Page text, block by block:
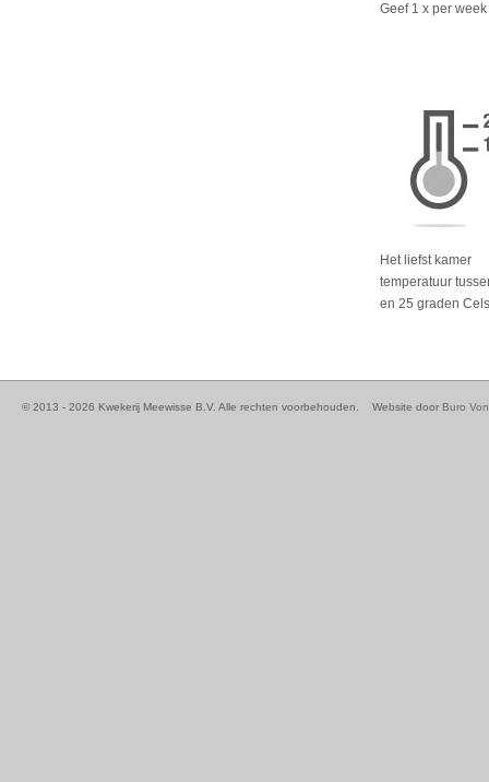
Geef 1 x per
Het liefst kamer
temperatuur
en 25 graden
© 2013 - 2026 Kwekerij Meewisse B.V. Alle rechten voorbehouden. Website door Buro